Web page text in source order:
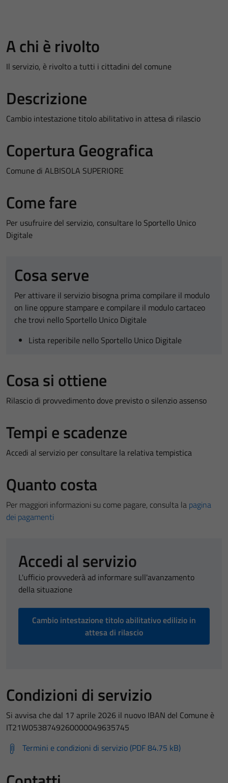
A chi è rivolto
Il servizio, è rivolto a tutti i cittadini del comune
Descrizione
Cambio intestazione titolo abilitativo in attesa di rilascio
Copertura Geografica
Comune di ALBISOLA SUPERIORE
Come fare
Per usufruire del servizio, consultare lo Sportello Unico
Digitale
Cosa serve
Per attivare il servizio bisogna prima compilare il modulo
on line oppure stampare e compilare il modulo cartaceo
che trovi nello Sportello Unico Digitale
Lista reperibile nello Sportello Unico Digitale
Cosa si ottiene
Rilascio di provvedimento dove previsto o silenzio assenso
Tempi e scadenze
Accedi al servizio per consultare la relativa tempistica
Quanto costa
Per maggiori informazioni su come pagare, consulta la pagina
dei pagamenti
Accedi al servizio
L'ufficio provvederà ad informare sull'avanzamento
della situazione
Cambio intestazione titolo abilitativo edilizio in
attesa di rilascio
Condizioni di servizio
Si avvisa che dal 17 aprile 2026 il nuovo IBAN del Comune è
IT21W0538749260000049635745
Termini e condizioni di servizio (PDF 84.75 kB)